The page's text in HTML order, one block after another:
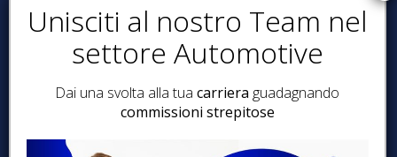
Siamo presenti anche a:
Catanzaro, Reggio Calabria, Crotone, Amantea, Diamante, Santa
SEGUICI SUI SOCIAL
Dai una svolta alla tuacarriera guadagnando
commissioni strepitose